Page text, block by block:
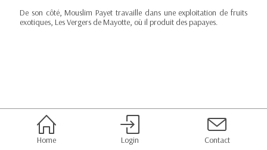
De son côté, Mouslim Payet travaille dans une exploitation de fruits
exotiques, Les Vergers de Mayotte, où il produit des papayes.
Home Login Contact